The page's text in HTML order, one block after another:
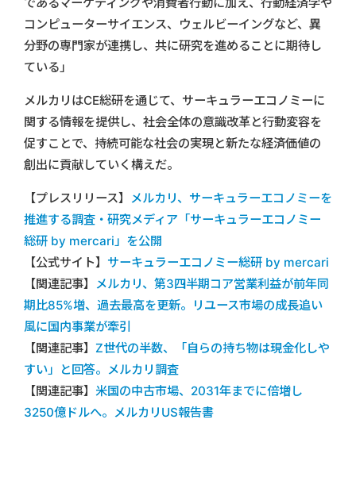
コンピューターサイエンス、ウェルビーイングなど、異
分野の専門家が連携し、共に研究を進めることに期待し
ている」
メルカリはCE総研を通じて、サーキュラーエコノミーに
関する情報を提供し、社会全体の意識改革と行動変容を
促すことで、持続可能な社会の実現と新たな経済価値の
創出に貢献していく構えだ。
【プレスリリース】
メルカリ、サーキュラーエコノミーを
推進する調査・研究メディア「サーキュラーエコノミー
総研 by mercari」を公開
【公式サイト】 サーキュラーエコノミー総研 by mercari
【関連記事】
メルカリ、第3四半期コア営業利益が前年同
期比85%増、過去最高を更新。リユース市場の成長追い
風に国内事業が牽引
【関連記事】 Z世代の半数、「自らの持ち物は現金化しや
すい」と回答。メルカリ調査
【関連記事】 米国の中古市場、2031年までに倍増し
3250億ドルへ。メルカリUS報告書